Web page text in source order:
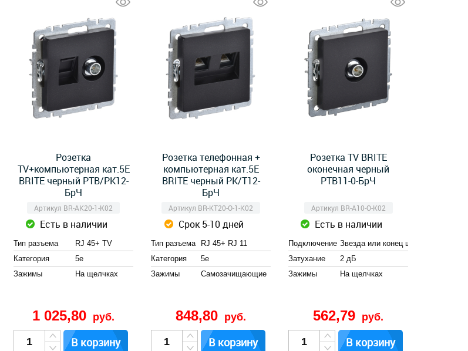
Розетка
TV+компьютерная кат.5E
BRITE черный РТВ/РК12-
БрЧ
Артикул BR-AK20-1-K02
Есть в наличии
Тип разъема
RJ 45+ TV
Категория
5e
Зажимы
На щелчках
1 025,80 руб.
В корзину
Розетка телефонная +
компьютерная кат.5E
BRITE черный РК/Т12-
БрЧ
Артикул BR-KT20-O-1-K02
Срок 5-10 дней
Тип разъема
RJ 45+ RJ 11
Категория
5e
Зажимы
Cамозачищающие
848,80 руб.
В корзину
Розетка TV BRITE
оконечная черный
РТВ11-0-БрЧ
Артикул BR-A10-O-K02
Есть в наличии
Подключение Звезда или конец шлейфа
Затухание
2 дБ
Зажимы
На щелчках
562,79 руб.
В корзину